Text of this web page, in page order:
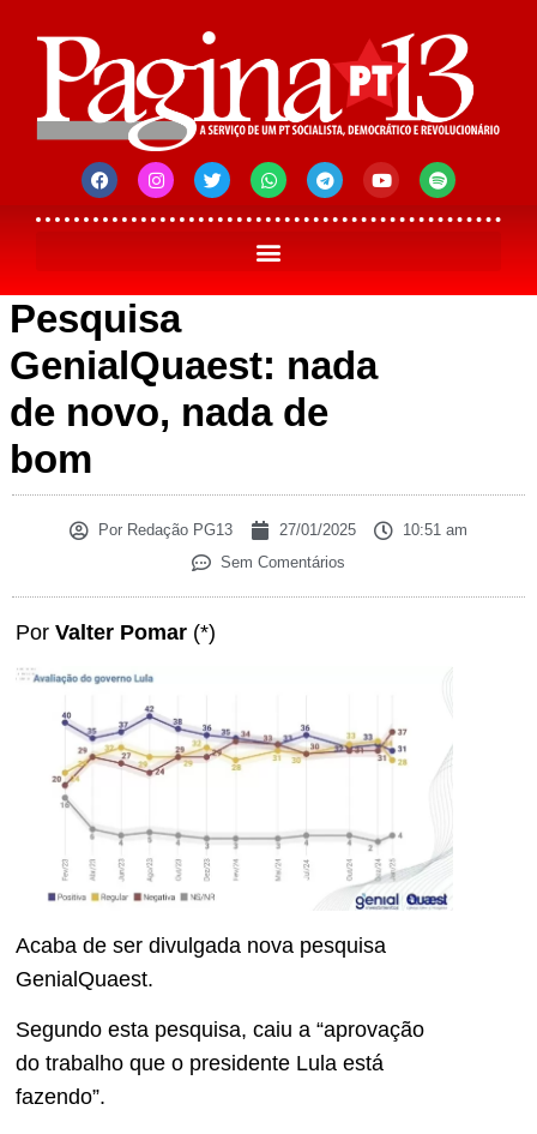
Pesquisa
GenialQuaest: nada
de novo, nada de
bom
Por Redação PG13 27/01/2025
10:51 am
Sem Comentários
Por Valter Pomar (*)
Acaba de ser divulgada nova pesquisa
GenialQuaest.
Segundo esta pesquisa, caiu a “aprovação
do trabalho que o presidente Lula está
fazendo”.